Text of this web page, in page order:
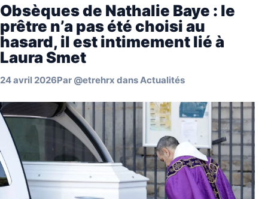
Obsèques de Nathalie Baye : le
prêtre n’a pas été choisi au
hasard, il est intimement lié à
Laura Smet
24 avril 2026Par @etrehrx dansActualités